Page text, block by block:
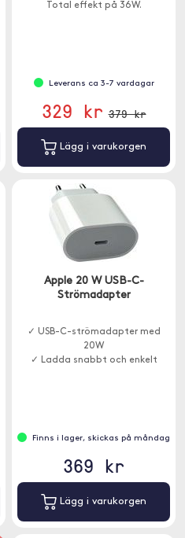
Total effekt på 36W.
Leverans ca 3-7 vardagar
329 kr 379 kr
Lägg i varukorgen
Apple 20 W USB-C-
Strömadapter
✓ USB-C-strömadapter med
20W
✓ Ladda snabbt och enkelt
Finns i lager, skickas på måndag
369 kr
Lägg i varukorgen